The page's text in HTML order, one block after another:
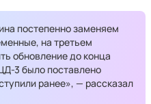
постепенно заменяем
на третьем
обновление до конца
3 было поставлено
ранее», — рассказал